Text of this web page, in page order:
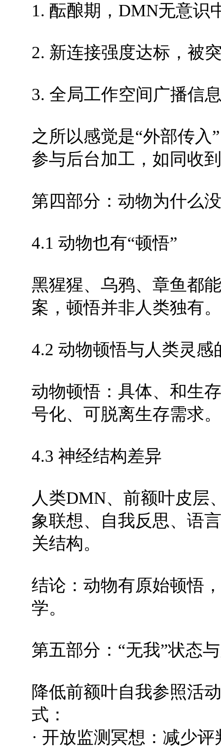
1. 酝酿期，DMN无意识
2. 新连接强度达标，被
3. 全局工作空间广播信
之所以感觉是“外部传入
参与后台加工，如同收
第四部分：动物为什么
4.1 动物也有“顿悟”
黑猩猩、乌鸦、章鱼都
案，顿悟并非人类独有。
4.2 动物顿悟与人类灵感
动物顿悟：具体、和生
号化、可脱离生存需求。
4.3 神经结构差异
人类DMN、前额叶皮层
象联想、自我反思、语
关结构。
结论：动物有原始顿悟
学。
第五部分：“无我”状态
降低前额叶自我参照活
式：
· 开放监测冥想：减少